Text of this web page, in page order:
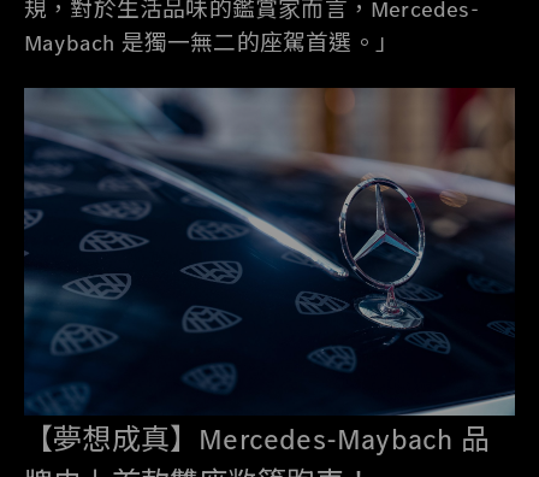
規，對於生活品味的鑑賞家而言，Mercedes-
Maybach 是獨一無二的座駕首選。」
【夢想成真】Mercedes-Maybach 品